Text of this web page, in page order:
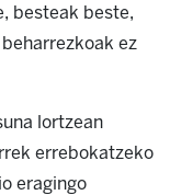
besteak beste,
ez
lortzean
errebokatzeko
eragingo